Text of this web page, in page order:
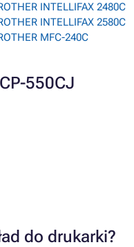
INTELLIFAX 2480C
INTELLIFAX 2580C
MFC-240C
550CJ
do drukarki?